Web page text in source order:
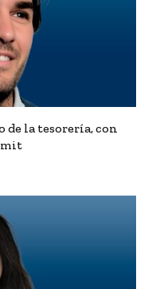
de la tesorería, con